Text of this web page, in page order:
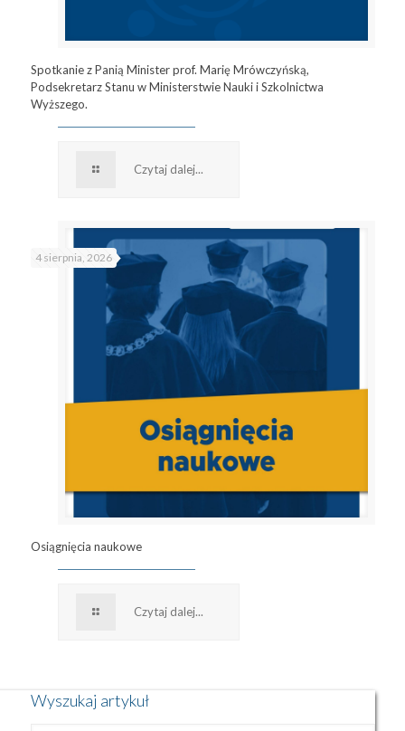
Spotkanie z Panią Minister prof. Marię Mrówczyńską,
Podsekretarz Stanu w Ministerstwie Nauki i Szkolnictwa
Wyższego.
Czytaj dalej...
4 sierpnia, 2026
Osiągnięcia naukowe
Czytaj dalej...
Wyszukaj artykuł